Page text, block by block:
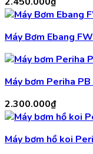
Máy Bơm Ebang
Máy bơm Periha
2.300.000₫
Máy bơm hồ koi